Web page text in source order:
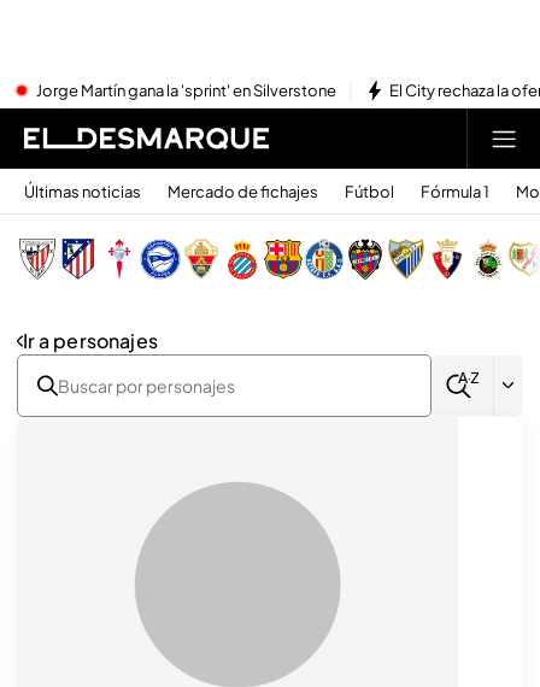
Jorge Martín gana la 'sprint' en Silverstone El City rechaza la
Últimas noticias Mercado de fichajes Fútbol Fórmula 1
Ir a personajes